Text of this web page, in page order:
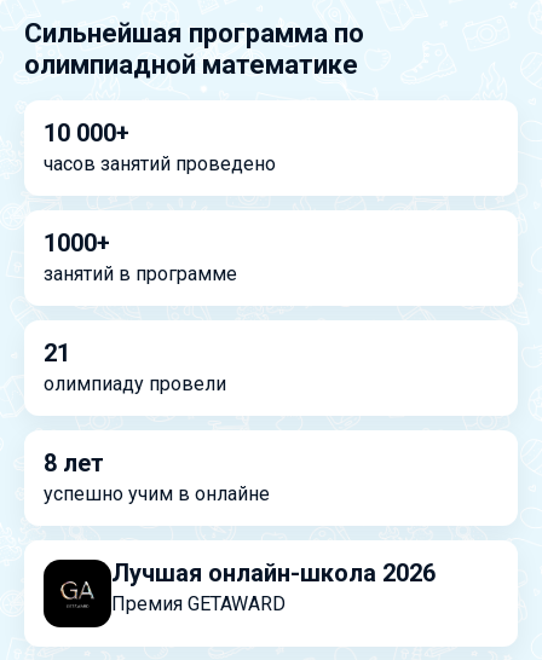
Сильнейшая программа по
олимпиадной математике
10 000+
часов занятий проведено
1000+
занятий в программе
21
олимпиаду провели
8 лет
успешно учим в онлайне
Лучшая онлайн-школа 2026
Премия GETAWARD